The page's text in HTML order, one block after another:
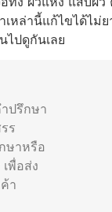
ล่านี้แก้ไขได้ไม่ย
ปดูกันเลย
ปรึกษา
ร
าหรือ
พื่อส่ง
า